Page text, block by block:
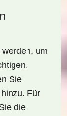
um
.
Sie
Für
die